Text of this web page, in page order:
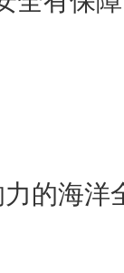
的海洋